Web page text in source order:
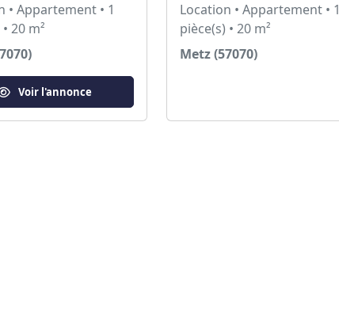
• Appartement • 1
20 m²
Voir l'annonce
Location • Appartement • 1
pièce(s) • 20 m²
Metz (57070)